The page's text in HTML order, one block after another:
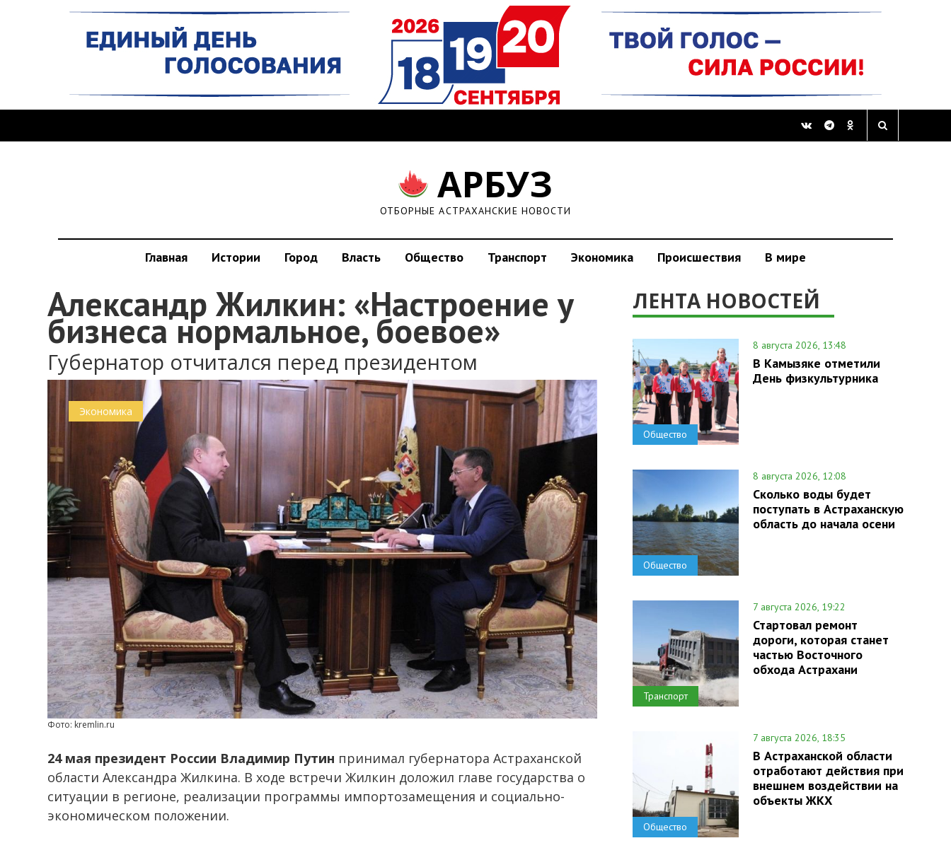
АРБУЗ
ОТБОРНЫЕ АСТРАХАНСКИЕ НОВОСТИ
Главная Истории Город Власть Общество Транспорт Экономика Происшествия В мире
Александр Жилкин: «Настроение у
бизнеса нормальное, боевое»
Губернатор отчитался перед президентом
0
Экономика
Фото: kremlin.ru
24 мая президент России Владимир Путин принимал губернатора Астраханской
области Александра Жилкина. В ходе встречи Жилкин доложил главе государства о
ситуации в регионе, реализации программы импортозамещения и социально-
экономическом положении.
ЛЕНТА НОВОСТЕЙ
Общество
8 августа 2026, 13:48
В Камызяке отметили
День физкультурника
Общество
8 августа 2026, 12:08
Сколько воды будет
поступать в Астраханскую
область до начала осени
Транспорт
7 августа 2026, 19:22
Стартовал ремонт
дороги, которая станет
частью Восточного
обхода Астрахани
Общество
7 августа 2026, 18:35
В Астраханской области
отработают действия при
внешнем воздействии на
объекты ЖКХ